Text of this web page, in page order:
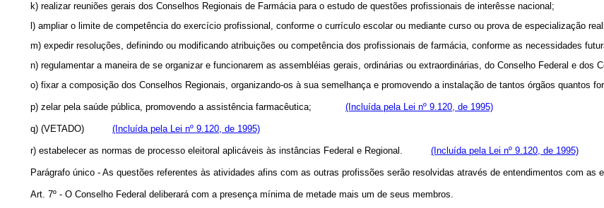
k) realizar reuniões gerais dos Conselhos Regionais de Farmácia para o estudo de questões profissionais de interêsse nacional;
l) ampliar o limite de competência do exercício profissional, conforme o currículo escolar ou mediante curso ou prova de especialização
m) expedir resoluções, definindo ou modificando atribuições ou competência dos profissionais de farmácia, conforme as necessidades
n) regulamentar a maneira de se organizar e funcionarem as assembléias gerais, ordinárias ou extraordinárias, do Conselho Federal e dos
o) fixar a composição dos Conselhos Regionais, organizando-os à sua semelhança e promovendo a instalação de tantos órgãos quantos
p) zelar pela saúde pública, promovendo a assistência farmacêutica; (Incluída pela Lei nº 9.120, de 1995)
q) (VETADO) (Incluída pela Lei nº 9.120, de 1995)
r) estabelecer as normas de processo eleitoral aplicáveis às instâncias Federal e Regional. (Incluída pela Lei nº 9.120, de 1995)
Parágrafo único - As questões referentes às atividades afins com as outras profissões serão resolvidas através de entendimentos com as
Art. 7º - O Conselho Federal deliberará com a presença mínima de metade mais um de seus membros.